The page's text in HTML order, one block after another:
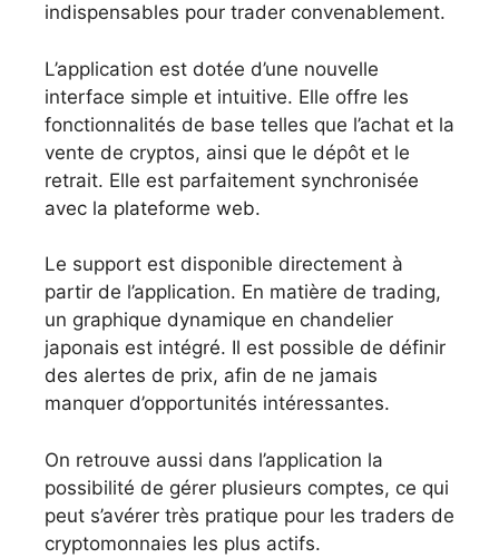
indispensables pour trader convenablement.
L’application est dotée d’une nouvelle
interface simple et intuitive. Elle offre les
fonctionnalités de base telles que l’achat et la
vente de cryptos, ainsi que le dépôt et le
retrait. Elle est parfaitement synchronisée
avec la plateforme web.
Le support est disponible directement à
partir de l’application. En matière de trading,
un graphique dynamique en chandelier
japonais est intégré. Il est possible de définir
des alertes de prix, afin de ne jamais
manquer d’opportunités intéressantes.
On retrouve aussi dans l’application la
possibilité de gérer plusieurs comptes, ce qui
peut s’avérer très pratique pour les traders de
cryptomonnaies les plus actifs.